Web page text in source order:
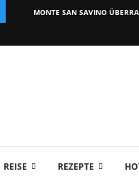
MONTE SAN SAVINO
REISE REZEPTE